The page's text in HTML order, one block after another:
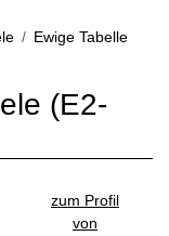
Ewige Tabelle
(E2-
zum Profil
von